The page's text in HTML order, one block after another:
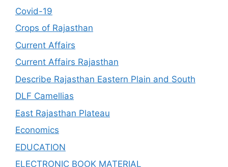
Covid-19
Crops of Rajasthan
Current Affairs
Current Affairs Rajasthan
Describe Rajasthan Eastern Plain and South
DLF Camellias
East Rajasthan Plateau
Economics
EDUCATION
ELECTRONIC BOOK MATERIAL